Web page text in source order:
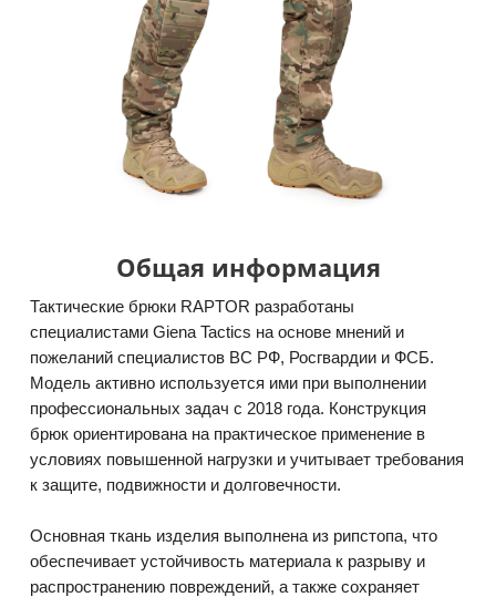
Общая информация
Тактические брюки RAPTOR разработаны
специалистами Giena Tactics на основе мнений и
пожеланий специалистов ВС РФ, Росгвардии и ФСБ.
Модель активно используется ими при выполнении
профессиональных задач с 2018 года. Конструкция
брюк ориентирована на практическое применение в
условиях повышенной нагрузки и учитывает требования
к защите, подвижности и долговечности.
Основная ткань изделия выполнена из рипстопа, что
обеспечивает устойчивость материала к разрыву и
распространению повреждений, а также сохраняет